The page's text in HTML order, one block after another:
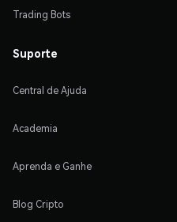
Trading Bots
Suporte
Central de Ajuda
Academia
Aprenda e Ganhe
Blog Cripto